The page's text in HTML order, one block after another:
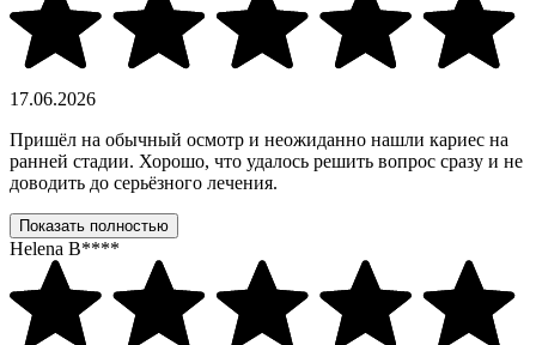
17.06.2026
Пришёл на обычный осмотр и неожиданно нашли кариес на
ранней стадии. Хорошо, что удалось решить вопрос сразу и не
доводить до серьёзного лечения.
Показать полностью
Helena B****